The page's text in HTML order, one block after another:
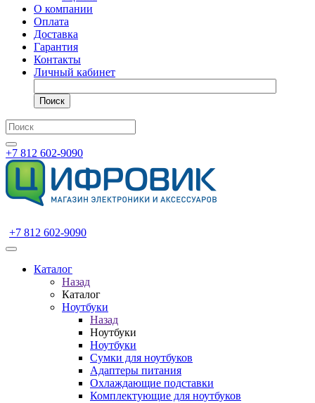
О компании
Оплата
Доставка
Гарантия
Контакты
Личный кабинет
Поиск
+7 812 602-9090
+7 812 602-9090
Каталог
Назад
Каталог
Ноутбуки
Назад
Ноутбуки
Ноутбуки
Сумки для ноутбуков
Адаптеры питания
Охлаждающие подставки
Комплектующие для ноутбуков